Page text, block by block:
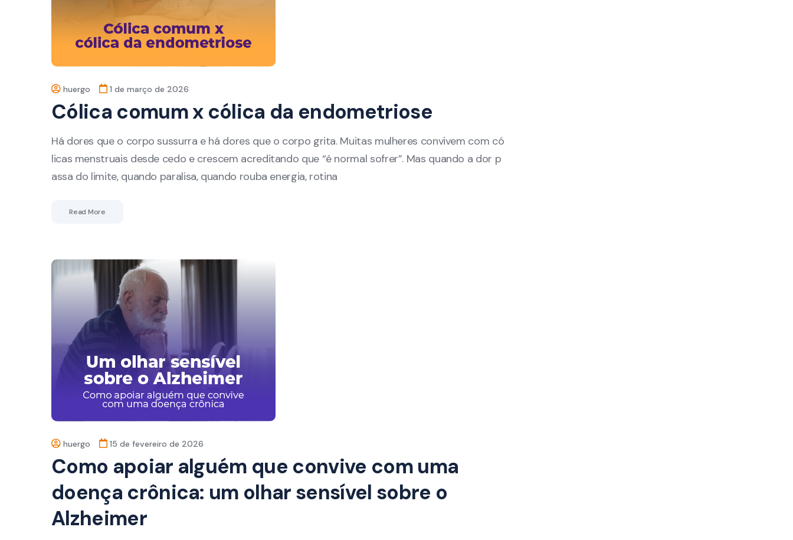
huergo 1 de março de 2026
Cólica comum x cólica da endometriose
Há dores que o corpo sussurra e há dores que o corpo grita. Muitas mulheres convivem com có
licas menstruais desde cedo e crescem acreditando que “é normal sofrer”. Mas quando a dor p
assa do limite, quando paralisa, quando rouba energia, rotina
Read More
huergo 15 de fevereiro de 2026
Como apoiar alguém que convive com uma
doença crônica: um olhar sensível sobre o
Alzheimer